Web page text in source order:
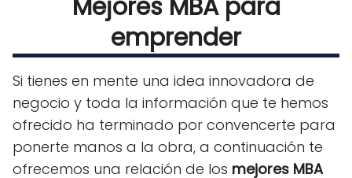
Mejores MBA para
emprender
Si tienes en mente una idea innovadora de
negocio y toda la información que te hemos
ofrecido ha terminado por convencerte para
ponerte manos a la obra, a continuación te
ofrecemos una relación de los mejores MBA